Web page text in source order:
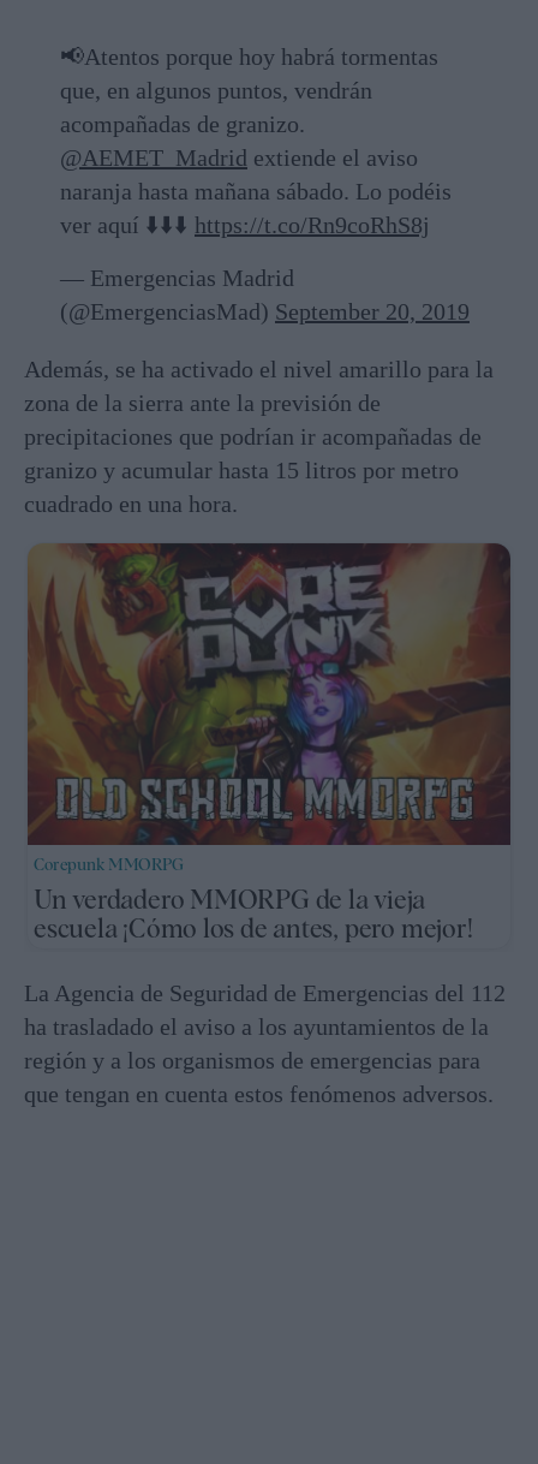
📢Atentos porque hoy habrá tormentas
que, en algunos puntos, vendrán
acompañadas de granizo.
@AEMET_Madrid extiende el aviso
naranja hasta mañana sábado. Lo podéis
ver aquí ⬇️⬇️⬇️ https://t.co/Rn9coRhS8j
— Emergencias Madrid
(@EmergenciasMad) September 20, 2019
Además, se ha activado el nivel amarillo para la
zona de la sierra ante la previsión de
precipitaciones que podrían ir acompañadas de
granizo y acumular hasta 15 litros por metro
cuadrado en una hora.
Corepunk MMORPG
Un verdadero MMORPG de la vieja
escuela ¡Cómo los de antes, pero mejor!
La Agencia de Seguridad de Emergencias del 112
ha trasladado el aviso a los ayuntamientos de la
región y a los organismos de emergencias para
que tengan en cuenta estos fenómenos adversos.